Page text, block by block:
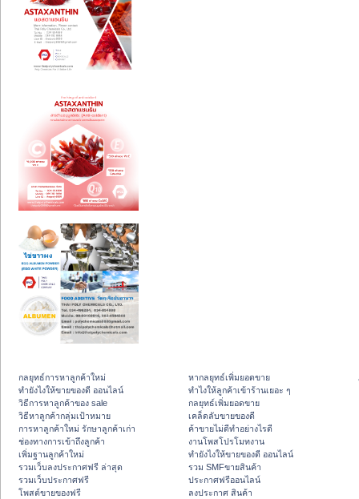
กลยุทธ์การหาลูกค้าใหม่
ทํายังไงให้ขายของดี ออนไลน์
วิธีการหาลูกค้าของ sale
วิธีหาลูกค้ากลุ่มเป้าหมาย
การหาลูกค้าใหม่ รักษาลูกค้าเก่า
ช่องทางการเข้าถึงลูกค้า
เพิ่มฐานลูกค้าใหม่
รวมเว็บลงประกาศฟรี ล่าสุด
รวมเว็บประกาศฟรี
โพสต์ขายของฟรี
หากลยุทธ์เพิ่มยอดขาย
ทําไงให้ลูกค้าเข้าร้านเยอะ ๆ
กลยุทธ์เพิ่มยอดขาย
เคล็ดลับขายของดี
ค้าขายไม่ดีทำอย่างไรดี
งานโพสโปรโมทงาน
ทํายังไงให้ขายของดี ออนไลน์
รวม SMFขายสินค้า
ประกาศฟรีออนไลน์
ลงประกาศ สินค้า